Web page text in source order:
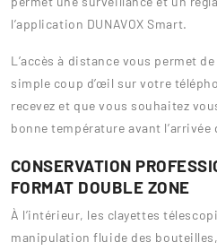
l’application DUNAVOX Smart.
L’accès à distance vous permet
simple coup d’œil sur votre
recevez et que vous souhaitez
bonne température avant l’arrivée
CONSERVATION
FORMAT DOUBLE ZONE
À l’intérieur, les clayettes
manipulation fluide des bouteilles,